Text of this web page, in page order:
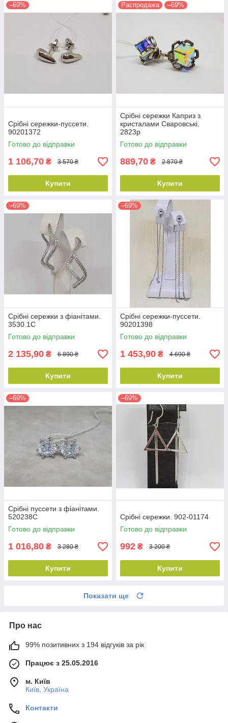
–69%
Срібні сережки-пуссети.
90201372
Готово до відправки
1 106,70 ₴ 3 570 ₴
Купити
Распродажа –69%
Срібні сережки Каприз з
кристалами Сваровські.
2823р
Готово до відправки
889,70 ₴ 2 870 ₴
Купити
–69%
Срібні сережки з фіанітами.
3530.1С
Готово до відправки
2 135,90 ₴ 6 890 ₴
Купити
–69%
Срібні сережки-пуссети.
90201398
Готово до відправки
1 453,90 ₴ 4 690 ₴
Купити
–69%
Срібні пуссети з фіанітами.
520238С
Готово до відправки
1 016,80 ₴ 3 280 ₴
Купити
–69%
Срібні сережки. 902-01174
Готово до відправки
992 ₴ 3 200 ₴
Купити
Показати ще
Про нас
99% позитивних з 194 відгуків за рік
Працює з 25.05.2016
м. Київ
Київ, Україна
Контакти